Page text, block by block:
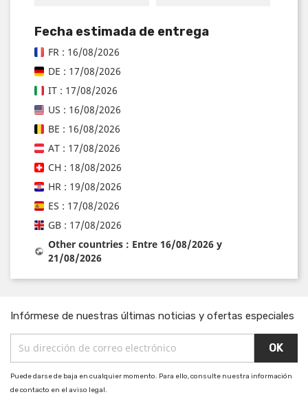
Fecha estimada de entrega
FR : 16/08/2026
DE : 17/08/2026
IT : 17/08/2026
US : 16/08/2026
BE : 16/08/2026
AT : 17/08/2026
CH : 18/08/2026
HR : 19/08/2026
ES : 17/08/2026
GB : 17/08/2026
Other countries : Entre 16/08/2026 y
21/08/2026
Infórmese de nuestras últimas noticias y ofertas especiales
Puede darse de baja en cualquier momento. Para ello, consulte nuestra información
de contacto en el aviso legal.